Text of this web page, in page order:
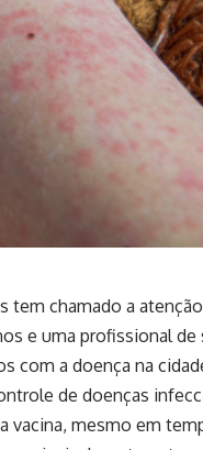
chamado a
e uma profissional de
com a doença na
de doenças
vacina, mesmo em